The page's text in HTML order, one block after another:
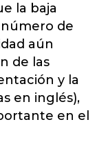
la baja
de
aún
de las
y la
en inglés),
en el